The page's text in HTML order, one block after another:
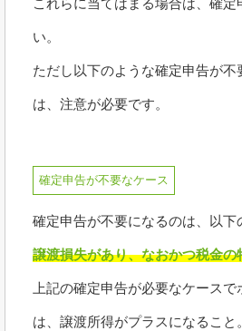
い。
ただし以下のような確定申告が
は、注意が必要です。
確定申告が不要なケース
確定申告が不要になるのは、以下
譲渡損失があり、なおかつ税金
上記の確定申告が必要なケース
は、譲渡所得がプラスになること。